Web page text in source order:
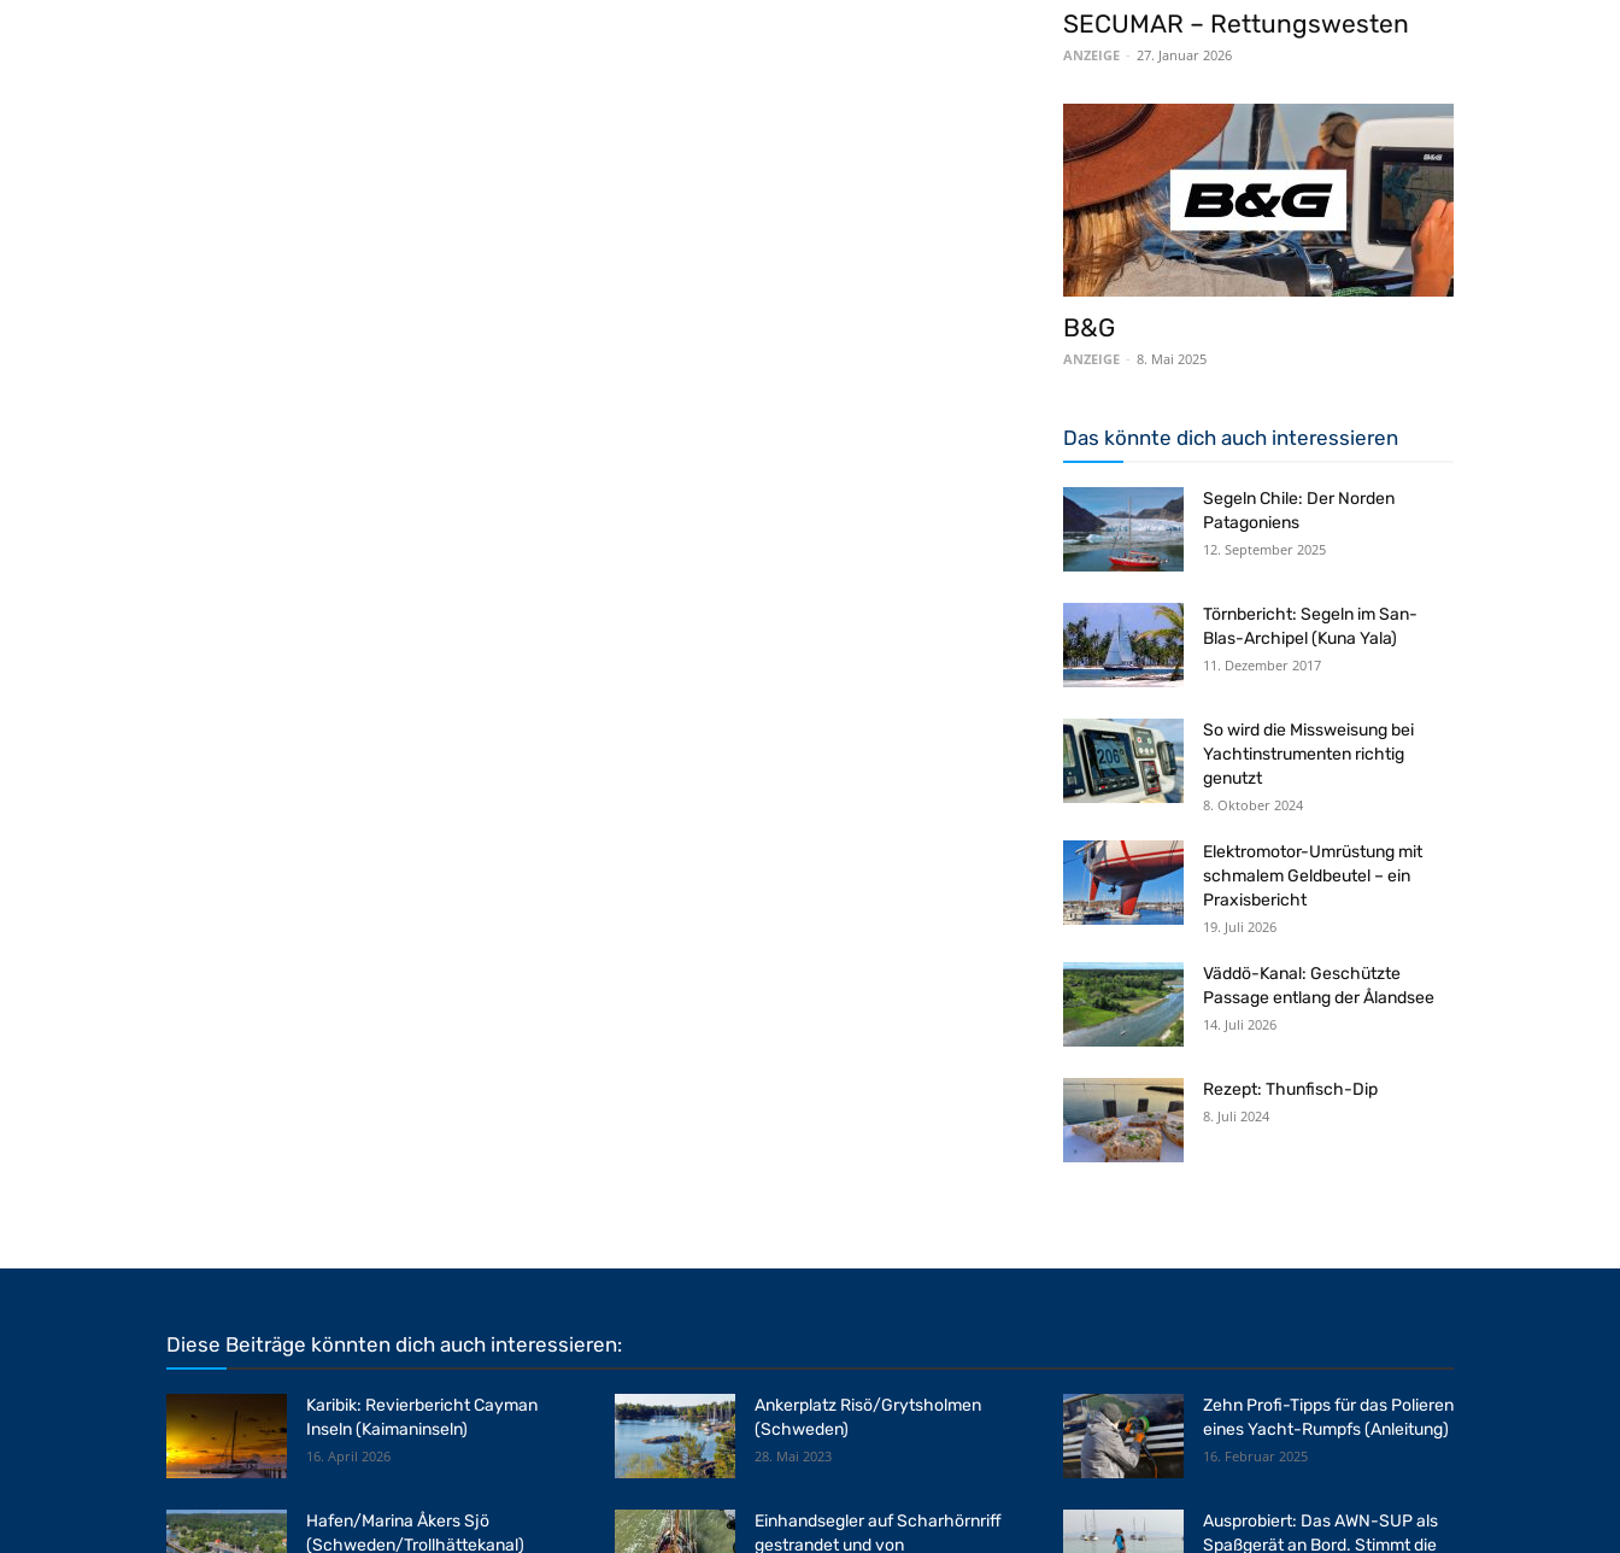
SECUMAR – Rettungswesten
ANZEIGE - 27. Januar 2026
B&G
ANZEIGE - 8. Mai 2025
Das könnte dich auch interessieren
Segeln Chile: Der Norden
Patagoniens
12. September 2025
Törnbericht: Segeln im San-
Blas-Archipel (Kuna Yala)
11. Dezember 2017
So wird die Missweisung bei
Yachtinstrumenten richtig
genutzt
8. Oktober 2024
Elektromotor-Umrüstung mit
schmalem Geldbeutel – ein
Praxisbericht
19. Juli 2026
Väddö-Kanal: Geschützte
Passage entlang der Ålandsee
14. Juli 2026
Rezept: Thunfisch-Dip
8. Juli 2024
Diese Beiträge könnten dich auch interessieren:
Karibik: Revierbericht Cayman
Inseln (Kaimaninseln)
16. April 2026
Ankerplatz Risö/Grytsholmen
(Schweden)
28. Mai 2023
Zehn Profi-Tipps für das Polieren
eines Yacht-Rumpfs (Anleitung)
16. Februar 2025
Hafen/Marina Åkers Sjö
(Schweden/Trollhättekanal)
Einhandsegler auf Scharhörnriff
gestrandet und von
Ausprobiert: Das AWN-SUP als
Spaßgerät an Bord. Stimmt die